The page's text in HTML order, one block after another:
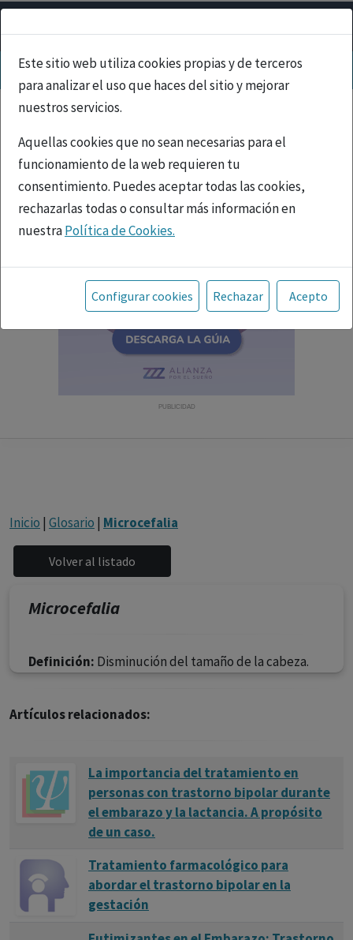
Este sitio web utiliza cookies propias y de terceros
para analizar el uso que haces del sitio y mejorar
nuestros servicios.
Aquellas cookies que no sean necesarias para el
funcionamiento de la web requieren tu
consentimiento. Puedes aceptar todas las cookies,
rechazarlas todas o consultar más información en
nuestraPolítica de Cookies.
Toda la información incluida en la Página Web está
referida a productos del mercado español y, por
tanto, dirigida a profesionales sanitarios legalmente
facultados para prescribir o dispensar medicamentos
con ejercicio profesional. La información técnica de los
fármacos se facilita a título meramente informativo,
Configurar cookies Rechazar Acepto
PUBLICIDAD
Inicio | Glosario | Microcefalia
Microcefalia
Definición: Disminución del tamaño de la cabeza.
Artículos relacionados:
La importancia del tratamiento en
personas con trastorno bipolar durante
el embarazo y la lactancia. A propósito
de un caso.
Tratamiento farmacológico para
abordar el trastorno bipolar en la
gestación